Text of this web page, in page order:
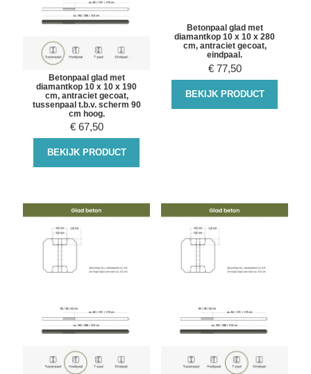
Betonpaal glad met
diamantkop 10 x 10 x 190
cm, antraciet gecoat,
tussenpaal t.b.v. scherm 90
cm hoog.
€ 67,50
BEKIJK PRODUCT
Betonpaal glad met
diamantkop 10 x 10 x 280
cm, antraciet gecoat,
eindpaal.
€ 77,50
BEKIJK PRODUCT